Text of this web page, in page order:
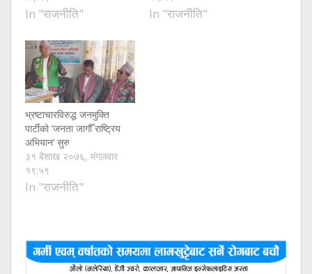
In "राजनीति" In "राजनीति"
भ्रष्टाचारविरुद्ध जनमुक्ति
पार्टीको ‘जनता जागौँ राष्ट्रिय
अभियान’ सुरु
३१ बैशाख २०७६, मंगलवार
१९:५९
In "राजनीति"